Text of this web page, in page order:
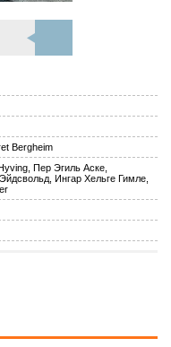
ком.
Bergheim
Пер Эгиль Аске,
Ингар Хельге Гимле,